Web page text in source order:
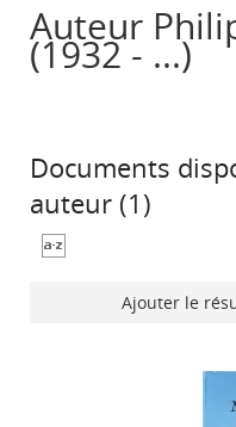
Auteur
(1932 - ...)
Documents
auteur (1 )
Ajouter le